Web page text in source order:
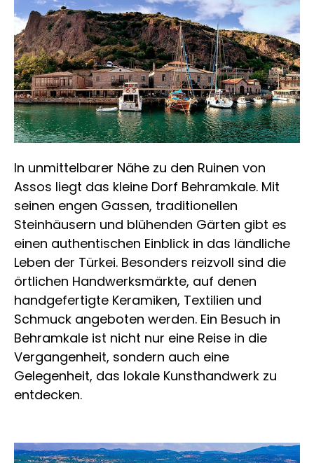
In unmittelbarer Nähe zu den Ruinen von
Assos liegt das kleine Dorf Behramkale. Mit
seinen engen Gassen, traditionellen
Steinhäusern und blühenden Gärten gibt es
einen authentischen Einblick in das ländliche
Leben der Türkei. Besonders reizvoll sind die
örtlichen Handwerksmärkte, auf denen
handgefertigte Keramiken, Textilien und
Schmuck angeboten werden. Ein Besuch in
Behramkale ist nicht nur eine Reise in die
Vergangenheit, sondern auch eine
Gelegenheit, das lokale Kunsthandwerk zu
entdecken.